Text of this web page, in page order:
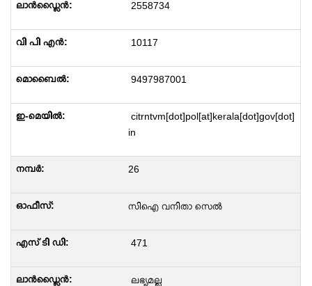
2558734
10117
9497987001
citrntvm[dot]pol[at]kerala[dot]gov[dot]
in
26
സിഐ വനിതാ സെൽ
471
ലഭ്യമല്ല